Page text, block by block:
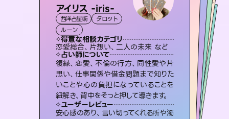
アイリス -iris-
西洋占星術
タロット
ルーン
得意な相談カテゴリ
恋愛総合、片想い、二人の未来 など
占い師について
復縁、恋愛、不倫の行方、同性愛や片
思い、仕事関係や借金問題まで知りた
いことや心の負担になっていることを
紐解き、背中をそっと押して導きます。
ユーザーレビュー
安心感のあり、言い切ってくれる所や濁
桃源珠羽（とうげんみう）
霊視・オーラ タロット
スピリチュアル・リーディング
得意な相談カテゴリ
片想い、あの人の気持ち、復縁 など
占い師について
恋愛のお悩みの中でも特に「曖昧な関
係」の相談を得意としており、友達以上
恋人未満なお相手との今後や本音を丁
寧に読み解き恋愛成就へと導きます。
ユーザーレビュー
鑑定していただいてアドバイス通りに行
動すると仲が復活してきました。ありが
未来視師＊花
霊視・オーラ
スピリチュアル・リーディング
得意な相談カテゴリ
出逢い、片想い、復縁 など
占い師について
未来には何パターンもの選択肢があり
ます。不安で視えにくくなっているあな
たの素敵な未来を見つけ、その未来を
選択できるようアドバイスします。
ユーザーレビュー
職場の人の性質や人間関係、本心など
本当によく視えていてびっくり。対策が
セラピスト理恵
霊視・オーラ
スピリチュアル・リーディング
得意な相談カテゴリ
片想い、二人の未来、年の差 など
占い師について
連絡再開、復縁、成就などの報告実績多数。セラピストとして2万超の施術経験があるからこそできる鑑定で、より良い未来をサポートします。
ユーザーレビュー
とても心温まる鑑定でした。しかもこち
らは何も言っていないのに視えていらっ
おう 霊感オラクル
オラクルカード
得意な相談カテゴリ
恋愛総合、あの人の気持ち など
占い師について
霊視×オラクルカードを使って「今」と
「未来」そして「気になるあの人の気持
ち」まで丁寧に読み解き、恋や人生のヒ
ントを優しく引き出します。
ユーザーレビュー
不安な気持ちが嘘みたいに晴れまし
た…！よく視えていらっしゃるんだなと
感じました（40代 女性）
彗望
霊視・オーラ
スピリチュアル・リーディング
得意な相談カテゴリ
片想い、あの人の気持ち、復縁 など
占い師について
3,700年以上の歴史を持つ東洋最古の
占術「易占」で詳細まで占い、幸せへ向
かう道筋を示します。厳しい結果にも具
体的な対策をお伝えします。
ユーザーレビュー
複雑な背景もしっかり聞いて鑑定して
いただけました。気持ちが楽になりまし